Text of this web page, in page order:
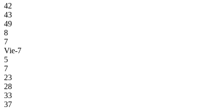
42
43
49
8
7
Vie-7
5
7
23
28
33
37